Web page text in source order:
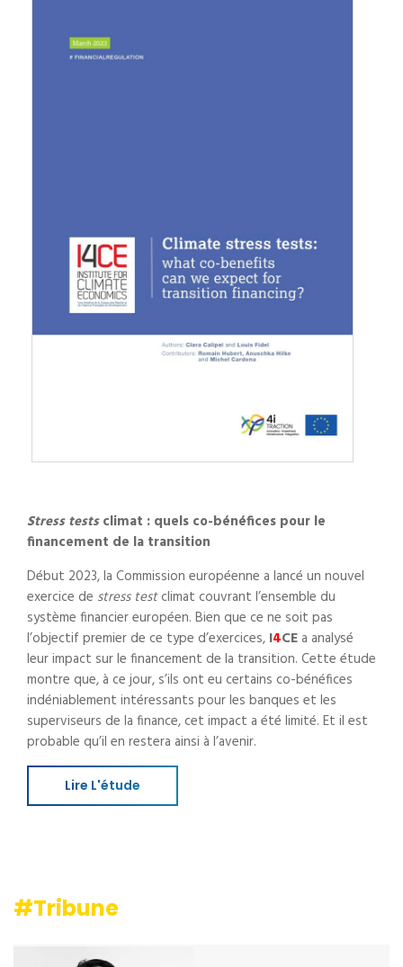
Stress testsclimat : quels co-bénéfices pour le
financement de la transition
Début 2023, la Commission européenne a lancé un nouvel
exercice de stress testclimat couvrant l’ensemble du
système financier européen. Bien que ce ne soit pas
l’objectif premier de ce type d’exercices, I4CEa analysé
leur impact sur le financement de la transition. Cette étude
montre que, à ce jour, s’ils ont eu certains co-bénéfices
indéniablement intéressants pour les banques et les
superviseurs de la finance, cet impact a été limité. Et il est
probable qu’il en restera ainsi à l’avenir.
Lire L'étude
#Tribune